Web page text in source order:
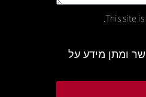
This site
ומתן מידע על